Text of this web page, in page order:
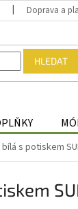
Doprava a
HLEDAT
s potiskem